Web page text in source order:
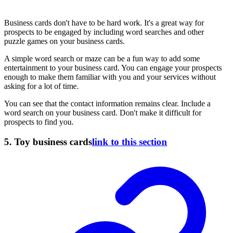
Business cards don't have to be hard work. It's a great way for
prospects to be engaged by including word searches and other
puzzle games on your business cards.
A simple word search or maze can be a fun way to add some
entertainment to your business card. You can engage your prospects
enough to make them familiar with you and your services without
asking for a lot of time.
You can see that the contact information remains clear. Include a
word search on your business card. Don't make it difficult for
prospects to find you.
5. Toy business cardslink to this section